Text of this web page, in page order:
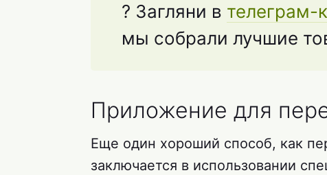
? Загляни в телеграм-
мы собрали лучшие
Приложение для
Еще один хороший способ, как
заключается в использовании